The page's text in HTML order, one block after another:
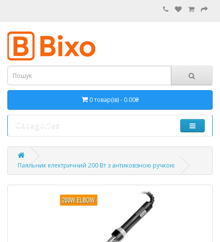
0 товар(ів) - 0.00₴
Categories
Паяльник електричний 200 Вт з антиковзною ручкою